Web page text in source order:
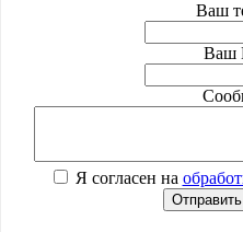
Ваш
Ваш
Я согласен на
Отправить